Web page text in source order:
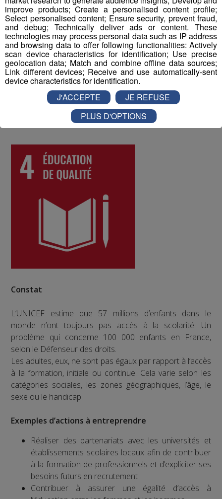
Enfin, un questionnaire bien-être envoyé chaque année
à tous les collaborateurs permet d'identifier les
difficultés qui pourraient être rencontrées par les
différents salariés, et d'y remédier. Au mois de juin 2022,
les collaborateurs ont donné une note globale de 8 sur
10 à la qualité de vie au travail au sein du Groupe Mont
Blanc Médias.
ODD numéro 4 : Education de qualité
Constat
L’UNICEF estime que 57 millions d’enfants dans le
monde n’ont toujours pas accès à la scolarité. Un
problème qui concerne 100 000 enfants en France,
selon le Défenseur des droits.
Les adultes, eux, ne sont pas égaux par rapport à l’accès
à la formation, initiale ou continue. Cela varie selon les
catégories sociales, les zones géographiques, l’âge, le
sexe ou le handicap.
Exemples d’actions à entreprendre
Réaliser des partenariats avec les universités et
établissements scolaires locaux afin de contribuer
à la formation de professionnels et d’expliciter ses
besoins futurs en recrutement
Contribuer à assurer une égalité d’accès à
improve products; Create a personalised content profile;
Select personalised content; Ensure security, prevent fraud,
and debug; Technically deliver ads or content. These
technologies may process personal data such as IP address
and browsing data to offer following functionalities: Actively
scan device characteristics for identification; Use precise
geolocation data; Match and combine offline data sources;
Link different devices; Receive and use automatically-sent
device characteristics for identification.
J'ACCEPTE
JE REFUSE
PLUS D'OPTIONS